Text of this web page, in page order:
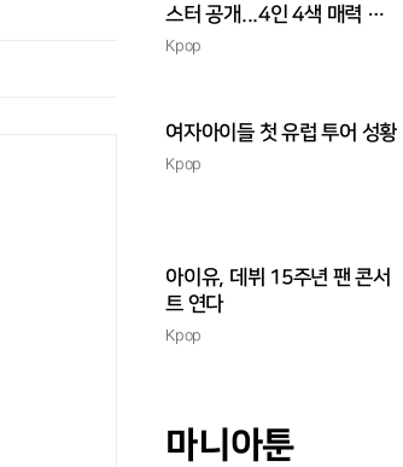
스터 공개...4인 4색 매력 발
산
Kpop
여자아이들 첫 유럽 투어 성황
Kpop
아이유, 데뷔 15주년 팬 콘서
트 연다
Kpop
마니아툰